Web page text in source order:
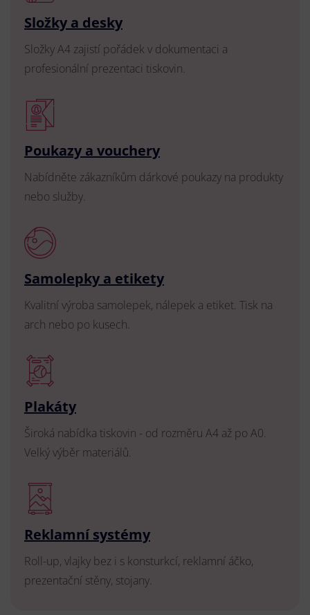
Složky a desky
Složky A4 zajistí pořádek v dokumentaci a
profesionální prezentaci tiskovin.
Poukazy a vouchery
Nabídněte zákazníkům dárkové poukazy na produkty
nebo služby.
Samolepky a etikety
Kvalitní výroba samolepek, nálepek a etiket. Tisk na
arch nebo po kusech.
Plakáty
Široká nabídka tiskovin - od rozměru A4 až po A0.
Velký výběr materiálů.
Reklamní systémy
Roll-up, vlajky bez i s konsturkcí, reklamní áčko,
prezentační stěny, stojany.